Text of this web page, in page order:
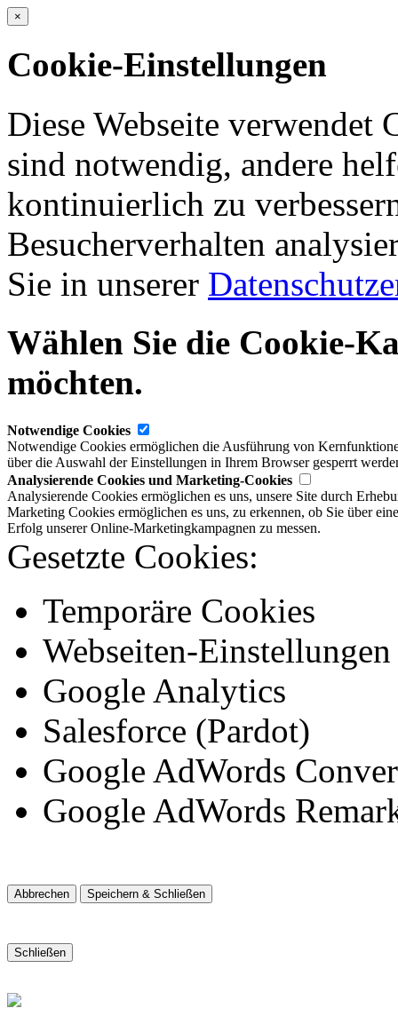
×
Cookie-Einstellungen
Diese Webseite verwendet
sind notwendig, andere
kontinuierlich zu
Besucherverhalten
Sie in unserer
Wählen Sie die Cookie-
möchten.
Notwendige Cookies
Notwendige Cookies ermöglichen die Ausführung von
über die Auswahl der Einstellungen in Ihrem Browser gesperrt
Analysierende Cookies und Marketing-Cookies
Analysierende Cookies ermöglichen es uns, unsere Site durch
Marketing Cookies ermöglichen es uns, zu erkennen, ob Sie über
Erfolg unserer Online-Marketingkampagnen zu messen.
Gesetzte Cookies:
Temporäre Cookies
Webseiten-Einstellungen
Google Analytics
Salesforce (Pardot)
Google AdWords
Google AdWords
Schließen